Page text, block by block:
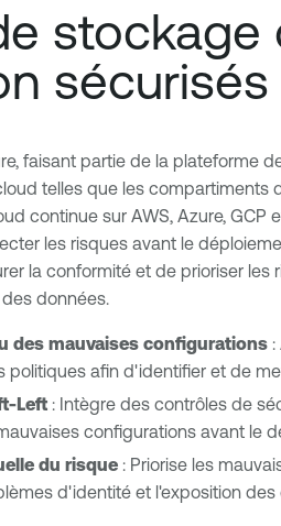
sécurisés
faisant partie de la plateforme
telles que les compartiments
continue sur AWS, Azure,
les risques avant le
la conformité et de prioriser
données.
des mauvaises configurations
politiques afin d'identifier et de
Left : Intègre des contrôles de
configurations avant le
du risque : Priorise les
d'identité et l'exposition